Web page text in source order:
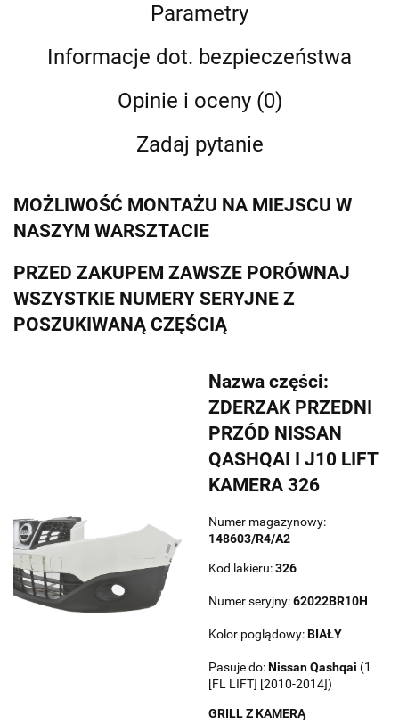
Parametry
Informacje dot. bezpieczeństwa
Opinie i oceny (0)
Zadaj pytanie
MOŻLIWOŚĆ MONTAŻU NA MIEJSCU W
NASZYM WARSZTACIE
PRZED ZAKUPEM ZAWSZE PORÓWNAJ
WSZYSTKIE NUMERY SERYJNE Z
POSZUKIWANĄ CZĘŚCIĄ
Nazwa części:
ZDERZAK PRZEDNI
PRZÓD NISSAN
QASHQAI I J10 LIFT
KAMERA 326
Numer magazynowy:
148603/R4/A2
Kod lakieru:326
Numer seryjny:62022BR10H
Kolor poglądowy:BIAŁY
Pasuje do:NissanQashqai (1
[FL LIFT] [2010-2014])
GRILL Z KAMERĄ